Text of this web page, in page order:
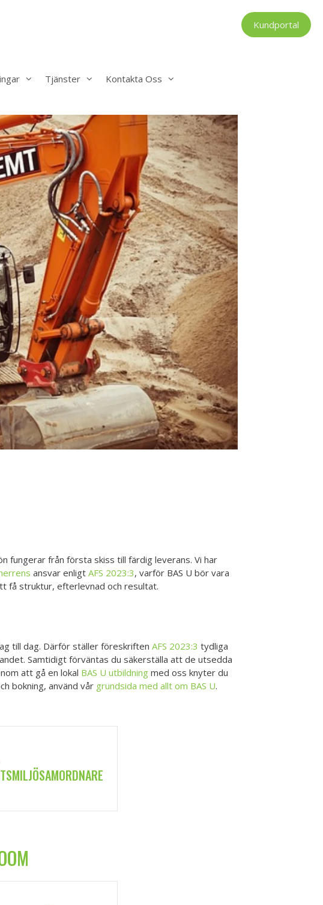
Kundportal
Tjänster Kontakta Oss
fungerar från första skiss till färdig leverans. Vi har
ansvar enligt AFS 2023:3, varför BAS U bör vara
få struktur, efterlevnad och resultat.
till dag. Därför ställer föreskriften AFS 2023:3 tydliga
Samtidigt förväntas du säkerställa att de utsedda
att gå en lokal BAS U utbildning med oss knyter du
bokning, använd vår grundsida med allt om BAS U.